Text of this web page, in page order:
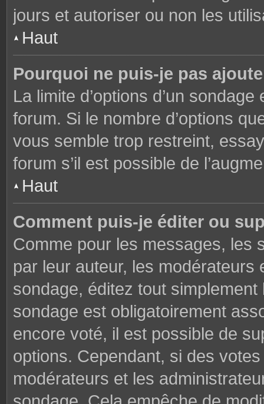
jours et autoriser ou non les
Haut
Pourquoi ne puis-je pas
La limite d’options d’un
forum. Si le nombre d’options
vous semble trop restreint,
forum s’il est possible de
Haut
Comment puis-je éditer ou
Comme pour les messages, les
par leur auteur, les
sondage, éditez tout
sondage est obligatoirement
encore voté, il est possible de
options. Cependant, si des
modérateurs et les